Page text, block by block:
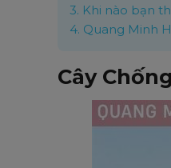
3. Khi nào bạn
4. Quang Minh
Cây